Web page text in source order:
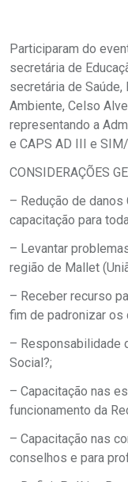
Participaram do
secretária de
secretária de Saúde,
Ambiente, Celso
representando a
e CAPS AD III e
CONSIDERAÇÕES
– Redução de
capacitação para
– Levantar
região de Mallet
– Receber recurso
fim de padronizar os
– Responsabilidade
Social?;
– Capacitação nas
funcionamento da
– Capacitação nas
conselhos e para